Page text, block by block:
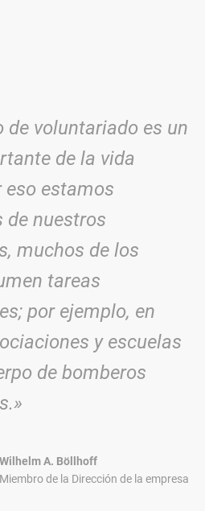
de voluntariado es un
de la vida
eso estamos
de nuestros
muchos de los
tareas
por ejemplo, en
y escuelas
de bomberos
Wilhelm A. Böllhoff
Miembro de la Dirección de la empresa